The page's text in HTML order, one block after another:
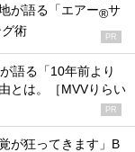
が語る「エアー®サ
グ術 PR
語る「10年前より
とは。［MVVりらい
PR
が狂ってきます」B